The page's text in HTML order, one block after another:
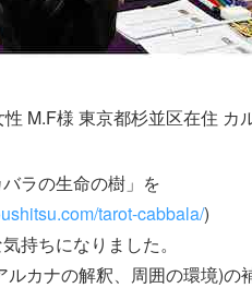
性 M.F様 東京都杉並区在住
ラの生命の樹」を
tarot-cabbala/)
持ちになりました。
ルカナの解釈、周囲の環境)の